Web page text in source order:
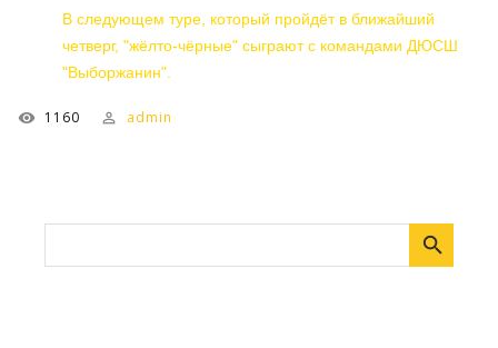
В следующем туре, который пройдёт в ближайший
четверг, "жёлто-чёрные" сыграют с командами ДЮСШ
"Выборжанин".
1160 admin